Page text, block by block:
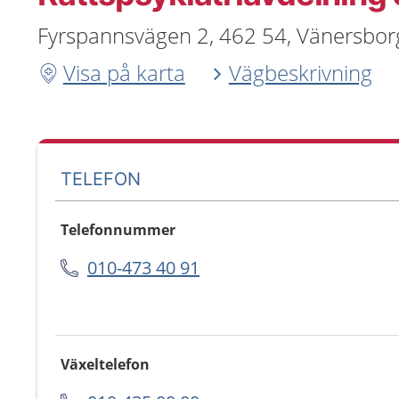
Fyrspannsvägen 2, 462 54,
Visa på karta
Vägbeskrivning
TELEFON
Telefonnummer
010-473 40 91
Växeltelefon